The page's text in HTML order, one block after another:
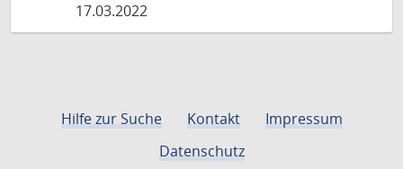
17.03.2022
Hilfe zur Suche Kontakt
Impressum
Datenschutz